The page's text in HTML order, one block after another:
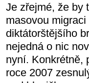
Je zřejmé, že by
masovou
diktátorštějšího
nejedná o nic
nyní. Konkrétně,
roce 2007